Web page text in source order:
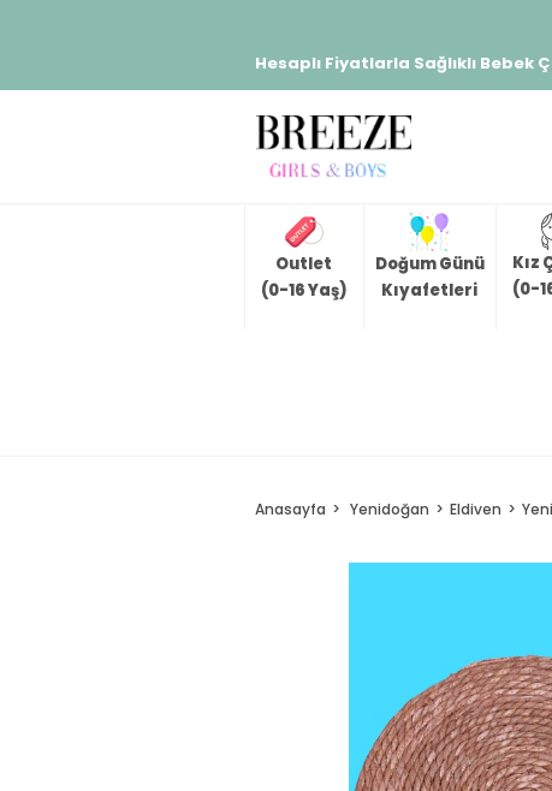
Hesaplı Fiyatlarla Sağlıklı Bebek
Outlet
(0-16 Yaş)
Doğum Günü
Kıyafetleri
Kız
(0-
Anasayfa Yenidoğan Eldiven